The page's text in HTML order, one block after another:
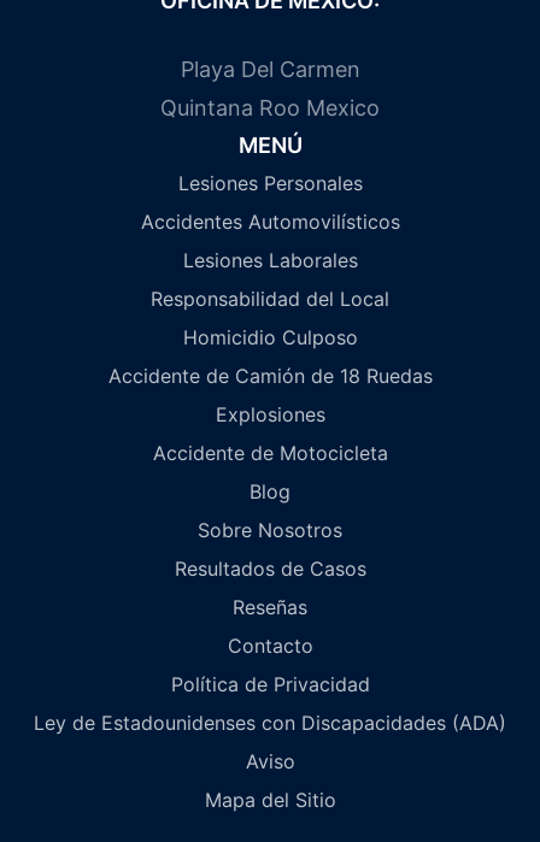
Playa Del Carmen
Quintana Roo Mexico
MENÚ
Lesiones Personales
Accidentes Automovilísticos
Lesiones Laborales
Responsabilidad del Local
Homicidio Culposo
Accidente de Camión de 18 Ruedas
Explosiones
Accidente de Motocicleta
Blog
Sobre Nosotros
Resultados de Casos
Reseñas
Contacto
Política de Privacidad
Ley de Estadounidenses con Discapacidades (ADA)
Aviso
Mapa del Sitio